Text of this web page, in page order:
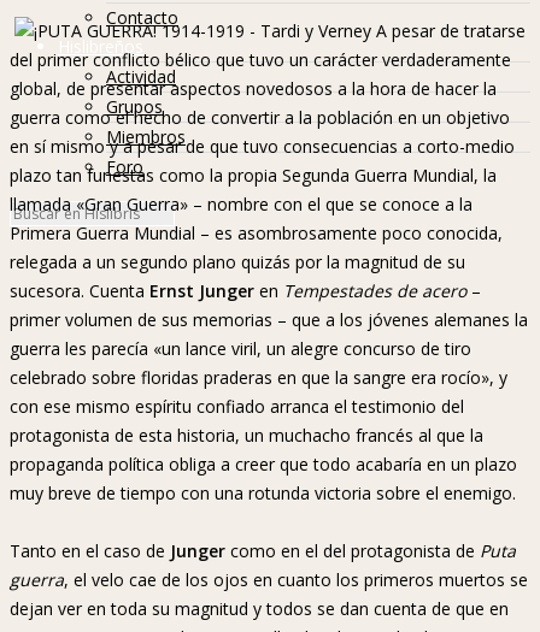
Contacto
Hislibreños
Actividad
Grupos
Miembros
Foro
A pesar de tratarse
del primer conflicto bélico que tuvo un carácter verdaderamente
global, de presentar aspectos novedosos a la hora de hacer la
guerra como el hecho de convertir a la población en un objetivo
en sí mismo y a pesar de que tuvo consecuencias a corto-medio
plazo tan funestas como la propia Segunda Guerra Mundial, la
llamada «Gran Guerra» – nombre con el que se conoce a la
Primera Guerra Mundial – es asombrosamente poco conocida,
relegada a un segundo plano quizás por la magnitud de su
sucesora. Cuenta Ernst Junger en Tempestades de acero–
primer volumen de sus memorias – que a los jóvenes alemanes la
guerra les parecía «un lance viril, un alegre concurso de tiro
celebrado sobre floridas praderas en que la sangre era rocío», y
con ese mismo espíritu confiado arranca el testimonio del
protagonista de esta historia, un muchacho francés al que la
propaganda política obliga a creer que todo acabaría en un plazo
muy breve de tiempo con una rotunda victoria sobre el enemigo.
Tanto en el caso de Junger como en el del protagonista de Puta
guerra, el velo cae de los ojos en cuanto los primeros muertos se
dejan ver en toda su magnitud y todos se dan cuenta de que en